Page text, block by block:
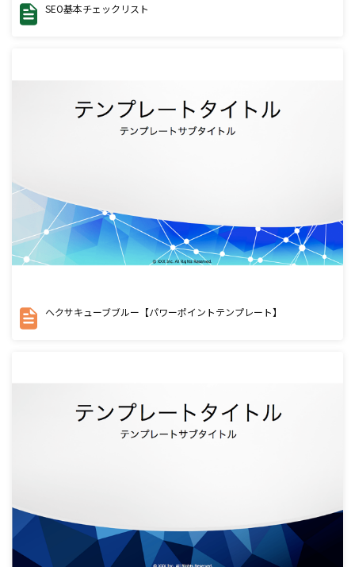
SEO基本チェックリスト
ヘクサキューブブルー【パワーポイントテンプレート】